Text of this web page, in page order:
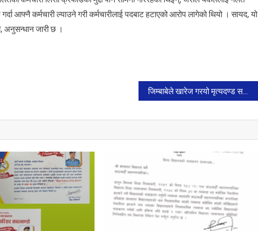
आफ्नै कर्मचारी ल्याउने गरी कर्मचारीलाई पदबाट हटाएको आरोप लागेको थियो । सायद, यो
अनुसन्धान जारी छ ।
जिम्बाबेले खारेज गरयो मृत्यदण्ड सबन्धी ब्यवस्था, ६० कैदीको जोगियो ज्यान